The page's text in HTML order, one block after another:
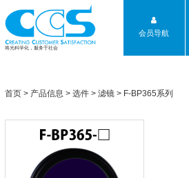
将光科学化，服务于社会
会员导航
首页 > 产品信息 > 选件 > 滤镜 > F-BP365系列